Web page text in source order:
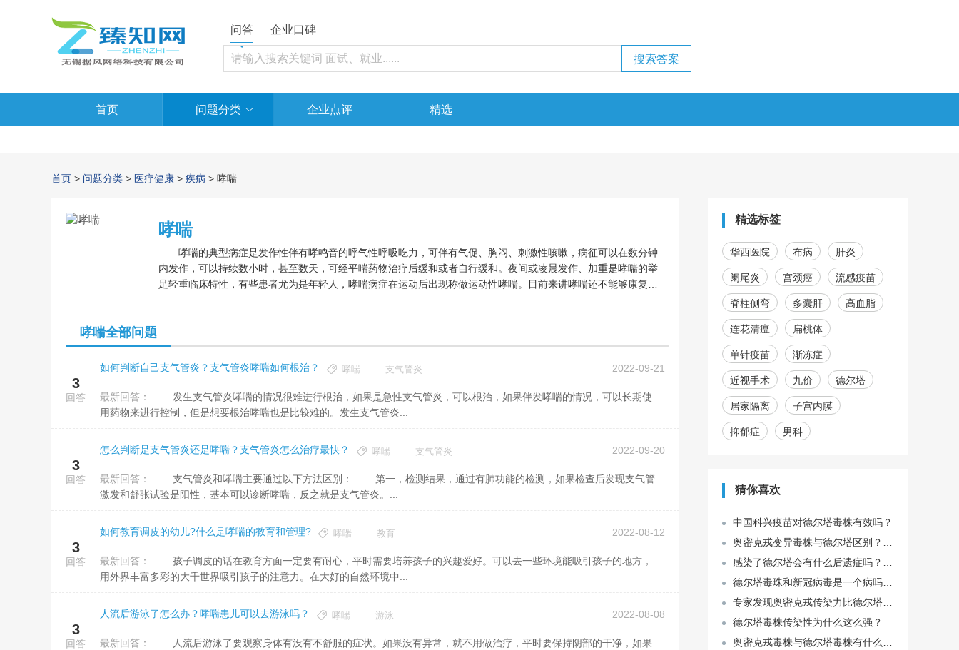
问答 企业口碑
首页 问题分类 企业点评 精选
首页 > 问题分类 > 医疗健康 > 疾病 > 哮喘
哮喘
哮喘的典型病症是发作性伴有哮鸣音的呼气性呼吸吃力，可伴有气促、胸闷、刺激性咳嗽，病征可以在数分钟
内发作，可以持续数小时，甚至数天，可经平喘药物治疗后缓和或者自行缓和。夜间或凌晨发作、加重是哮喘的举
足轻重临床特性，有些患者尤为是年轻人，哮喘病症在运动后出现称做运动性哮喘。目前来讲哮喘还不能够康复，
哮喘全部问题
3
回答
如何判断自己支气管炎？支气管炎哮喘如何根治？ 2022-09-21
哮喘 支气管炎
最新回答：
用药物来进行控制，但是想要根治哮喘也是比较难的。发生支气管炎...
3
回答
怎么判断是支气管炎还是哮喘？支气管炎怎么治疗最快？ 2022-09-20
哮喘 支气管炎
最新回答：
激发和舒张试验是阳性，基本可以诊断哮喘，反之就是支气管炎。...
3
回答
如何教育调皮的幼儿?什么是哮喘的教育和管理? 2022-08-12
哮喘 教育
最新回答：
用外界丰富多彩的大千世界吸引孩子的注意力。在大好的自然环境中...
3
回答
人流后游泳了怎么办？哮喘患儿可以去游泳吗？ 2022-08-08
哮喘 游泳
最新回答：
精选标签
华西医院 布病 肝炎
阑尾炎 宫颈癌 流感疫苗
脊柱侧弯 多囊肝 高血脂
连花清瘟 扁桃体
单针疫苗 渐冻症
近视手术 九价 德尔塔
居家隔离 子宫内膜
抑郁症 男科
猜你喜欢
中国科兴疫苗对德尔塔毒株有效吗？
德尔塔毒株传染性为什么这么强？